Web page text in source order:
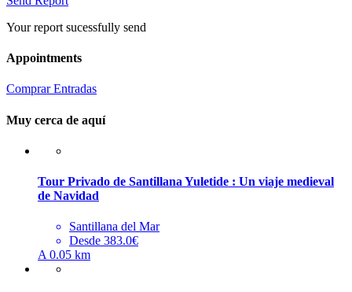
Your report sucessfully send
Appointments
Comprar Entradas
Muy cerca de aquí
Tour Privado de Santillana Yuletide : Un viaje medieval
de Navidad
Santillana del Mar
Desde 383.0€
A 0.05 km